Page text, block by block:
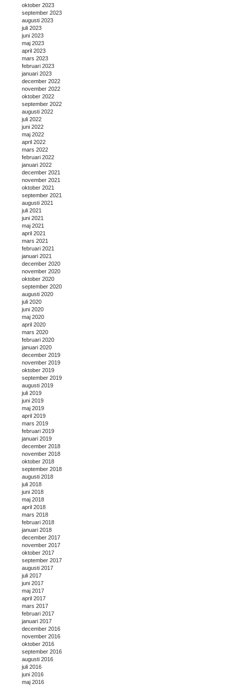
oktober 2023
september 2023
augusti 2023
juli 2023
juni 2023
maj 2023
april 2023
mars 2023
februari 2023
januari 2023
december 2022
november 2022
oktober 2022
september 2022
augusti 2022
juli 2022
juni 2022
maj 2022
april 2022
mars 2022
februari 2022
januari 2022
december 2021
november 2021
oktober 2021
september 2021
augusti 2021
juli 2021
juni 2021
maj 2021
april 2021
mars 2021
februari 2021
januari 2021
december 2020
november 2020
oktober 2020
september 2020
augusti 2020
juli 2020
juni 2020
maj 2020
april 2020
mars 2020
februari 2020
januari 2020
december 2019
november 2019
oktober 2019
september 2019
augusti 2019
juli 2019
juni 2019
maj 2019
april 2019
mars 2019
februari 2019
januari 2019
december 2018
november 2018
oktober 2018
september 2018
augusti 2018
juli 2018
juni 2018
maj 2018
april 2018
mars 2018
februari 2018
januari 2018
december 2017
november 2017
oktober 2017
september 2017
augusti 2017
juli 2017
juni 2017
maj 2017
april 2017
mars 2017
februari 2017
januari 2017
december 2016
november 2016
oktober 2016
september 2016
augusti 2016
juli 2016
juni 2016
maj 2016